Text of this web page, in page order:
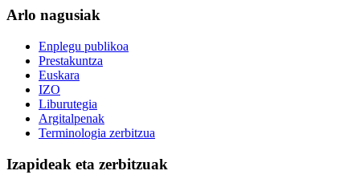
Arlo nagusiak
Enplegu publikoa
Prestakuntza
Euskara
IZO
Liburutegia
Argitalpenak
Terminologia zerbitzua
Izapideak eta zerbitzuak